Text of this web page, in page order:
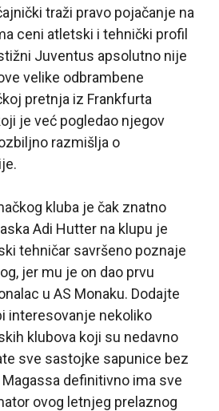
traži pravo pojačanje na
ceni atletski i tehnički profil
Juventus apsolutno nije
velike odbrambene
pretnja iz Frankfurta
je već pogledao njegov
razmišlja o
kluba je čak znatno
Adi Hutter na klupu je
tehničar savršeno poznaje
jer mu je on dao prvu
u AS Monaku. Dodajte
interesovanje nekoliko
klubova koji su nedavno
sve sastojke sapunice bez
definitivno ima sve
ovog letnjeg prelaznog